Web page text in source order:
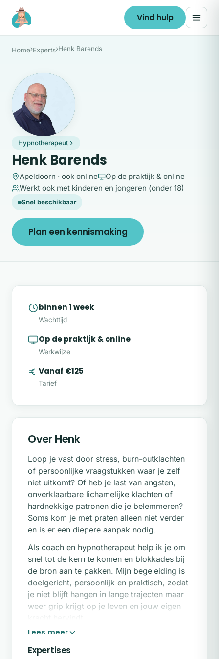
Ga naar de inhoud
Vind hulp
Home›Experts›Henk Barends
HB
Hypnotherapeut
Henk Barends
Apeldoorn · ook online
Op de praktijk & online
Werkt ook met kinderen en jongeren (onder 18)
Snel beschikbaar
Plan een kennismaking
binnen 1 week
Wachttijd
Op de praktijk & online
Werkwijze
Vanaf €125
Tarief
Over Henk
Loop je vast door stress, burn-outklachten
of persoonlijke vraagstukken waar je zelf
niet uitkomt? Of heb je last van angsten,
onverklaarbare lichamelijke klachten of
hardnekkige patronen die je belemmeren?
Soms kom je met praten alleen niet verder
en is er een diepere aanpak nodig.
Als coach en hypnotherapeut help ik je om
snel tot de kern te komen en blokkades bij
de bron aan te pakken. Mijn begeleiding is
doelgericht, persoonlijk en praktisch, zodat
je niet blijft hangen in lange trajecten maar
weer grip krijgt op je leven en jouw eigen
Ben je klaar om de eerste stap te zetten?
Vul het contactformulier op deze pagina in,
Expertises